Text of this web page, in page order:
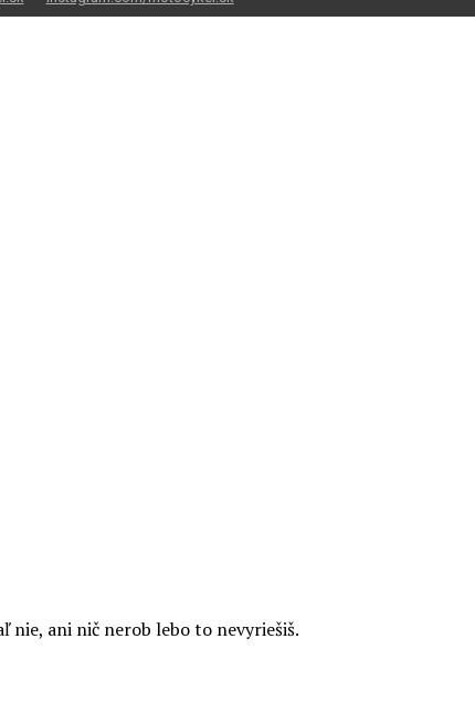
nie, ani nič nerob lebo to nevyriešiš.